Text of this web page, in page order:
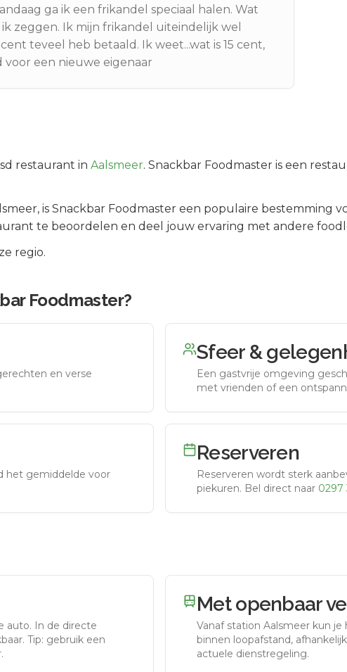
ga ik een frikandel speciaal halen. Wat
zeggen. Ik mijn frikandel uiteindelijk wel
teveel heb betaald. Ik weet...wat is 15 cent,
een nieuwe eigenaar
restaurant in Aalsmeer. Snackbar Foodmaster is een
, is Snackbar Foodmaster een populaire bestemming
te beoordelen en deel jouw ervaring met andere
regio.
Foodmaster?
en verse
Sfeer &
Een gastvrije omgeving
met vrienden of een
het gemiddelde voor
Reserveren
Reserveren wordt sterk
piekuren. Bel direct naar 0297
auto. In de directe
Tip: gebruik een
Met openbaar
Vanaf station Aalsmeer kun je
binnen loopafstand,
actuele dienstregeling.